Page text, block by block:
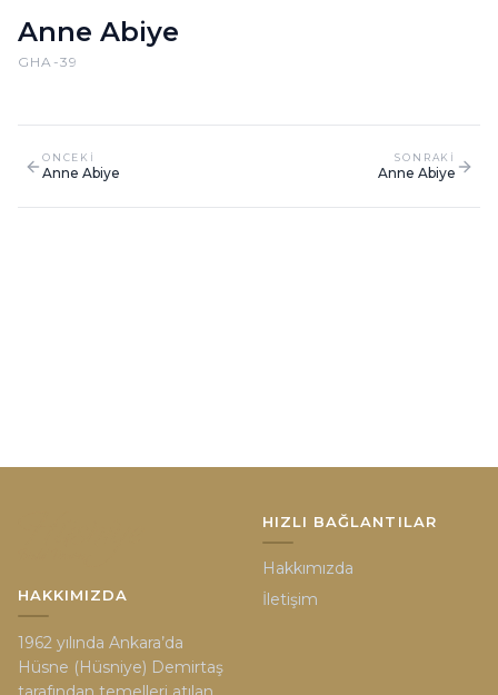
Anne Abiye
GHA-39
ONCEKI
Anne Abiye
SONRAKI
Anne Abiye
HAKKIMIZDA
1962 yılında Ankara’da
Hüsne (Hüsniye) Demirtaş
HIZLI BAĞLANTILAR
Hakkımızda
İletişim